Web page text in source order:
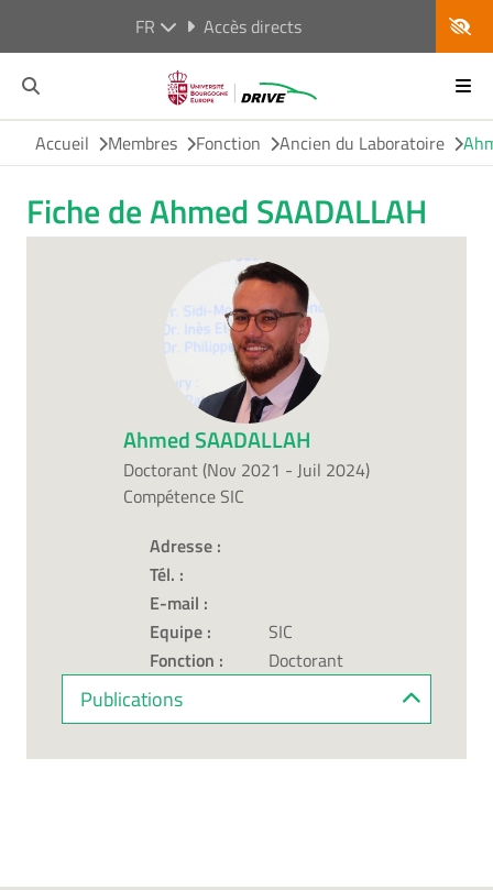
FR Accès directs
Accueil Membres Fonction Ancien du Laboratoire
Fiche de Ahmed SAADALLAH
Ahmed SAADALLAH
Doctorant (Nov 2021 - Juil 2024)
Compétence SIC
Adresse :
Tél. :
E-mail :
Equipe :
SIC
Fonction :
Doctorant
Publications